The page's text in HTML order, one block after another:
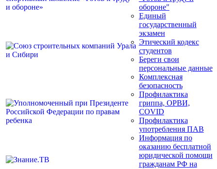
обороне"
Единый
государственный
экзамен
Этический кодекс
студентов
Береги свои
персональные данные
Комплексная
безопасность
Профилактика
гриппа, ОРВИ,
COVID
Профилактика
употребления ПАВ
Информация по
оказанию бесплатной
юридической помощи
гражданам РФ на